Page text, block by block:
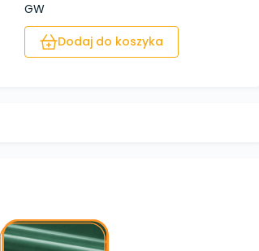
GW
Dodaj do koszyka